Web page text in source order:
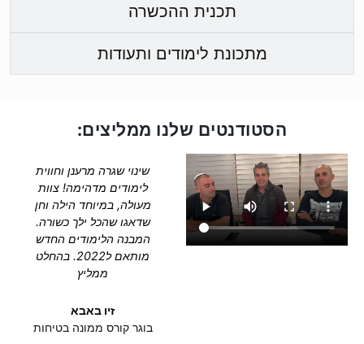
תכנית ההכשרה
מתכונת לימודים ותעודות
הסטודנטים שלנו ממליצים:
שינוי שגרה מרענן וחווית
לימודים מדהימה! צוות
מעולה, במיוחד הילה וחן
שדאגו שהכל ילך כשורה.
המבנה הלימודים החדש
מותאם ל2022. בהחלט
ממליץ
זיו באבא
בוגר קורס ממונה בטיחות